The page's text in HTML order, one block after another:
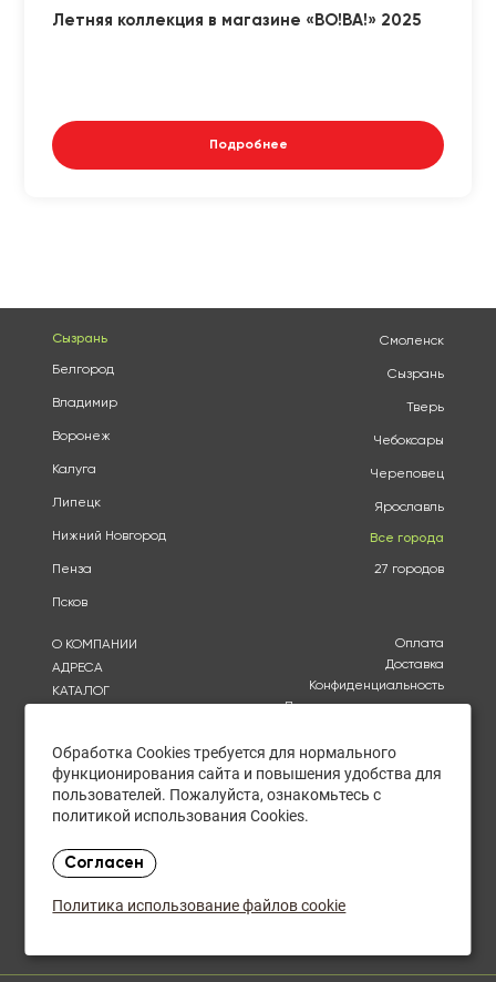
Летняя коллекция в магазине «ВО!ВА!» 2025
Подробнее
Сызрань
Белгород
Владимир
Воронеж
Калуга
Липецк
Нижний Новгород
Пенза
Псков
Смоленск
Сызрань
Тверь
Чебоксары
Череповец
Ярославль
Все города
27 городов
О КОМПАНИИ
АДРЕСА
КАТАЛОГ
КУПИТЬ ОПТОМ
ОТЗЫВЫ
Оплата
Доставка
Конфиденциальность
Политика использования
Согласие на обработку
персональных данных
Политика в отношении
обработки персональных
Обработка Cookies требуется для нормального
функционирования сайта и повышения удобства для
пользователей. Пожалуйста, ознакомьтесь с
политикой использования Cookies.
Согласен
Политика использование файлов cookie